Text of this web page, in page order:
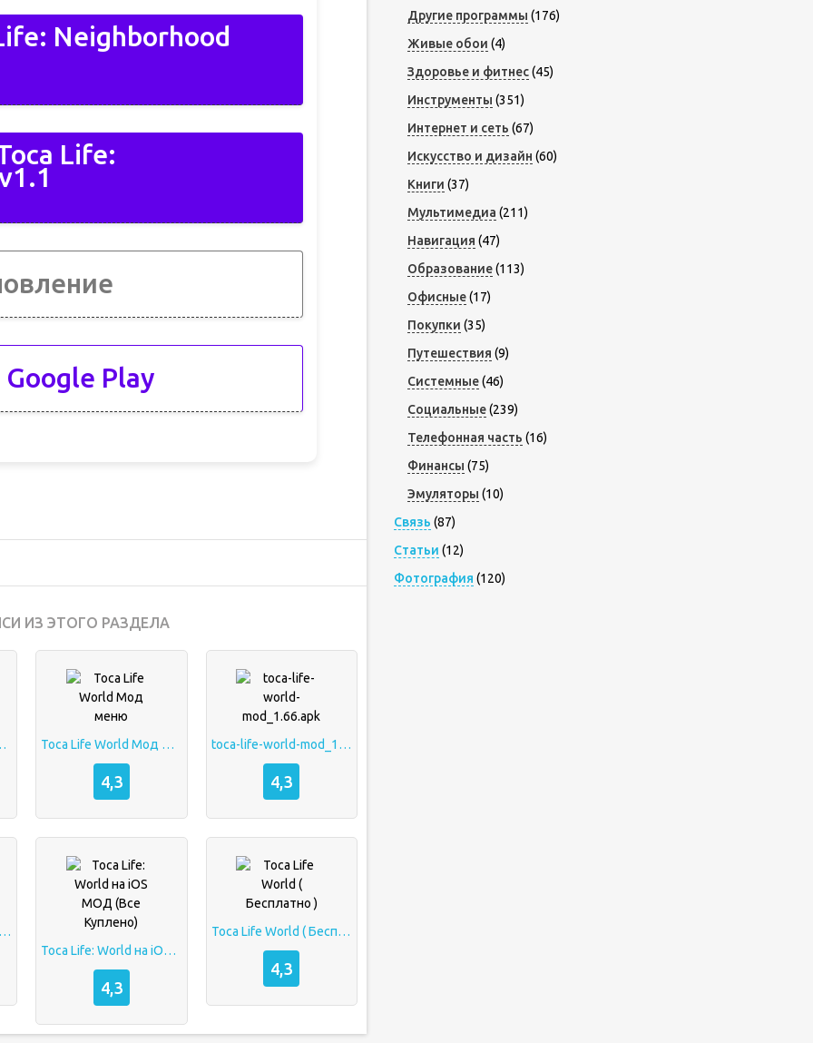
Neighborhood
Life:
Play
ИЗ ЭТОГО РАЗДЕЛА
МОД Toca Life World Мод меню
4,3
toca-life-world-mod_1.66.apk
4,3
mod_1.66.apk
Toca Life: World на iOS МОД (Все Куплено)
4,3
Toca Life World ( Бесплатно )
4,3
Другие программы (176)
Живые обои (4)
Здоровье и фитнес(45)
Инструменты (351)
Интернет и сеть (67)
Искусство и дизайн (60)
Книги (37)
Мультимедиа (211)
Навигация (47)
Образование(113)
Офисные(17)
Покупки (35)
Путешествия (9)
Системные(46)
Социальные(239)
Телефонная часть (16)
Финансы (75)
Эмуляторы (10)
Связь (87)
Статьи (12)
Фотография (120)